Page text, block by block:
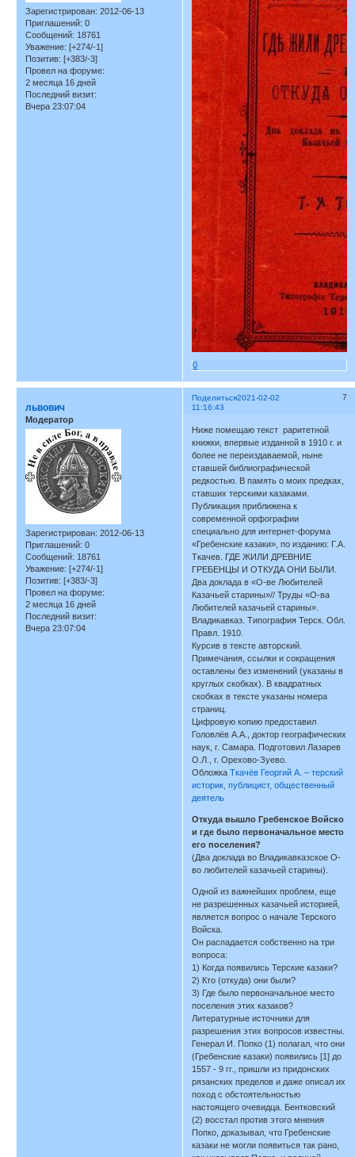
Зарегистрирован: 2012-06-13
Приглашений: 0
Сообщений: 18761
Уважение: [+274/-1]
Позитив: [+383/-3]
Провел на форуме:
2 месяца 16 дней
Последний визит:
Вчера 23:07:04
0
Поделиться 7
2021-02-02
11:16:43
львович
Модератор
Зарегистрирован: 2012-06-13
Приглашений: 0
Сообщений: 18761
Уважение: [+274/-1]
Позитив: [+383/-3]
Провел на форуме:
2 месяца 16 дней
Последний визит:
Вчера 23:07:04
Ниже помещаю текст раритетной
книжки, впервые изданной в 1910 г. и
более не переиздаваемой, ныне
ставшей библиографической
редкостью. В память о моих предках,
ставших терскими казаками.
Публикация приближена к
современной орфографии
специально для интернет-форума
«Гребенские казаки», по изданию: Г.А.
Ткачев. ГДЕ ЖИЛИ ДРЕВНИЕ
ГРЕБЕНЦЫ И ОТКУДА ОНИ БЫЛИ.
Два доклада в «О-ве Любителей
Казачьей старины»// Труды «О-ва
Любителей казачьей старины».
Владикавказ. Типография Терск. Обл.
Правл. 1910.
Курсив в тексте авторский.
Примечания, ссылки и сокращения
оставлены без изменений (указаны в
круглых скобках). В квадратных
скобках в тексте указаны номера
страниц.
Цифровую копию предоставил
Головлёв А.А., доктор географических
наук, г. Самара. Подготовил Лазарев
О.Л., г. Орехово-Зуево.
ОбложкаТкачёв Георгий А. – терский
историк, публицист, общественный
деятель
Откуда вышло Гребенское Войско
и где было первоначальное место
его поселения?
(Два доклада во Владикавказское О-
во любителей казачьей старины).
Одной из важнейших проблем, еще
не разрешенных казачьей историей,
является вопрос о начале Терского
Войска.
Он распадается собственно на три
вопроса:
1) Когда появились Терские казаки?
2) Кто (откуда) они были?
3) Где было первоначальное место
поселения этих казаков?
Литературные источники для
разрешения этих вопросов известны.
Генерал И. Попко (1) полагал, что они
(Гребенские казаки) появились [1] до
1557 - 9 гг., пришли из придонских
рязанских пределов и даже описал их
поход с обстоятельностью
настоящего очевидца. Бентковский
(2) восстал против этого мнения
Попко, доказывал, что Гребенские
казаки не могли появиться так рано,